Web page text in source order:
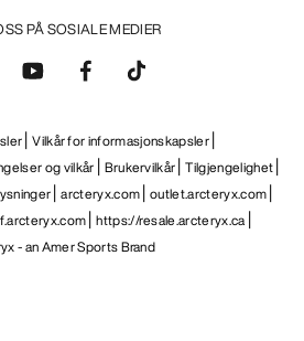
PÅ SOSIALE MEDIER
Vilkår for informasjonskapsler
og vilkår Brukervilkår Tilgjengelighet
arcteryx.com outlet.arcteryx.com
https://resale.arcteryx.ca
- an Amer Sports Brand